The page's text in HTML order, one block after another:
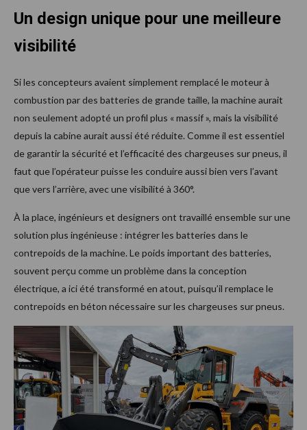
Un design unique pour une meilleure
visibilité
Si les concepteurs avaient simplement remplacé le moteur à
combustion par des batteries de grande taille, la machine aurait
non seulement adopté un profil plus « massif », mais la visibilité
depuis la cabine aurait aussi été réduite. Comme il est essentiel
de garantir la sécurité et l’efficacité des chargeuses sur pneus, il
faut que l’opérateur puisse les conduire aussi bien vers l’avant
que vers l’arrière, avec une visibilité à 360°.
À la place, ingénieurs et designers ont travaillé ensemble sur une
solution plus ingénieuse : intégrer les batteries dans le
contrepoids de la machine. Le poids important des batteries,
souvent perçu comme un problème dans la conception
électrique, a ici été transformé en atout, puisqu’il remplace le
contrepoids en béton nécessaire sur les chargeuses sur pneus.